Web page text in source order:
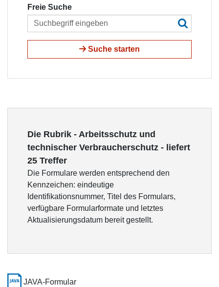
Freie Suche
Suche starten
Die Rubrik - Arbeitsschutz und
technischer Verbraucherschutz - liefert
25 Treffer
Die Formulare werden entsprechend den
Kennzeichen: eindeutige
Identifikationsnummer, Titel des Formulars,
verfügbare Formularformate und letztes
Aktualisierungsdatum bereit gestellt.
JAVA-Formular